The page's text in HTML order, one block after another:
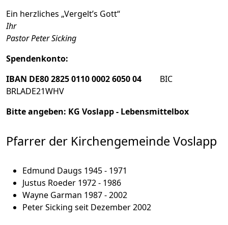
Ein herzliches „Vergelt’s Gott“
Ihr
Pastor Peter Sicking
Spendenkonto:
IBAN DE80 2825 0110 0002 6050 04
BIC
BRLADE21WHV
Bitte angeben: KG Voslapp - Lebensmittelbox
Pfarrer der Kirchengemeinde Voslapp
Edmund Daugs 1945 - 1971
Justus Roeder 1972 - 1986
Wayne Garman 1987 - 2002
Peter Sicking seit Dezember 2002